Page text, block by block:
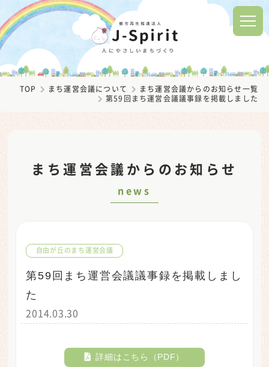
TOP まち運営会議について
まち運営会議からのお知らせ一覧
第59回まち運営会議議事録を掲載しました
まち運営会議からのお知らせ
news
自由が丘のまち運営会議
第59回まち運営会議議事録を掲載しまし
た
2014.03.30
詳細はこちら（PDF）